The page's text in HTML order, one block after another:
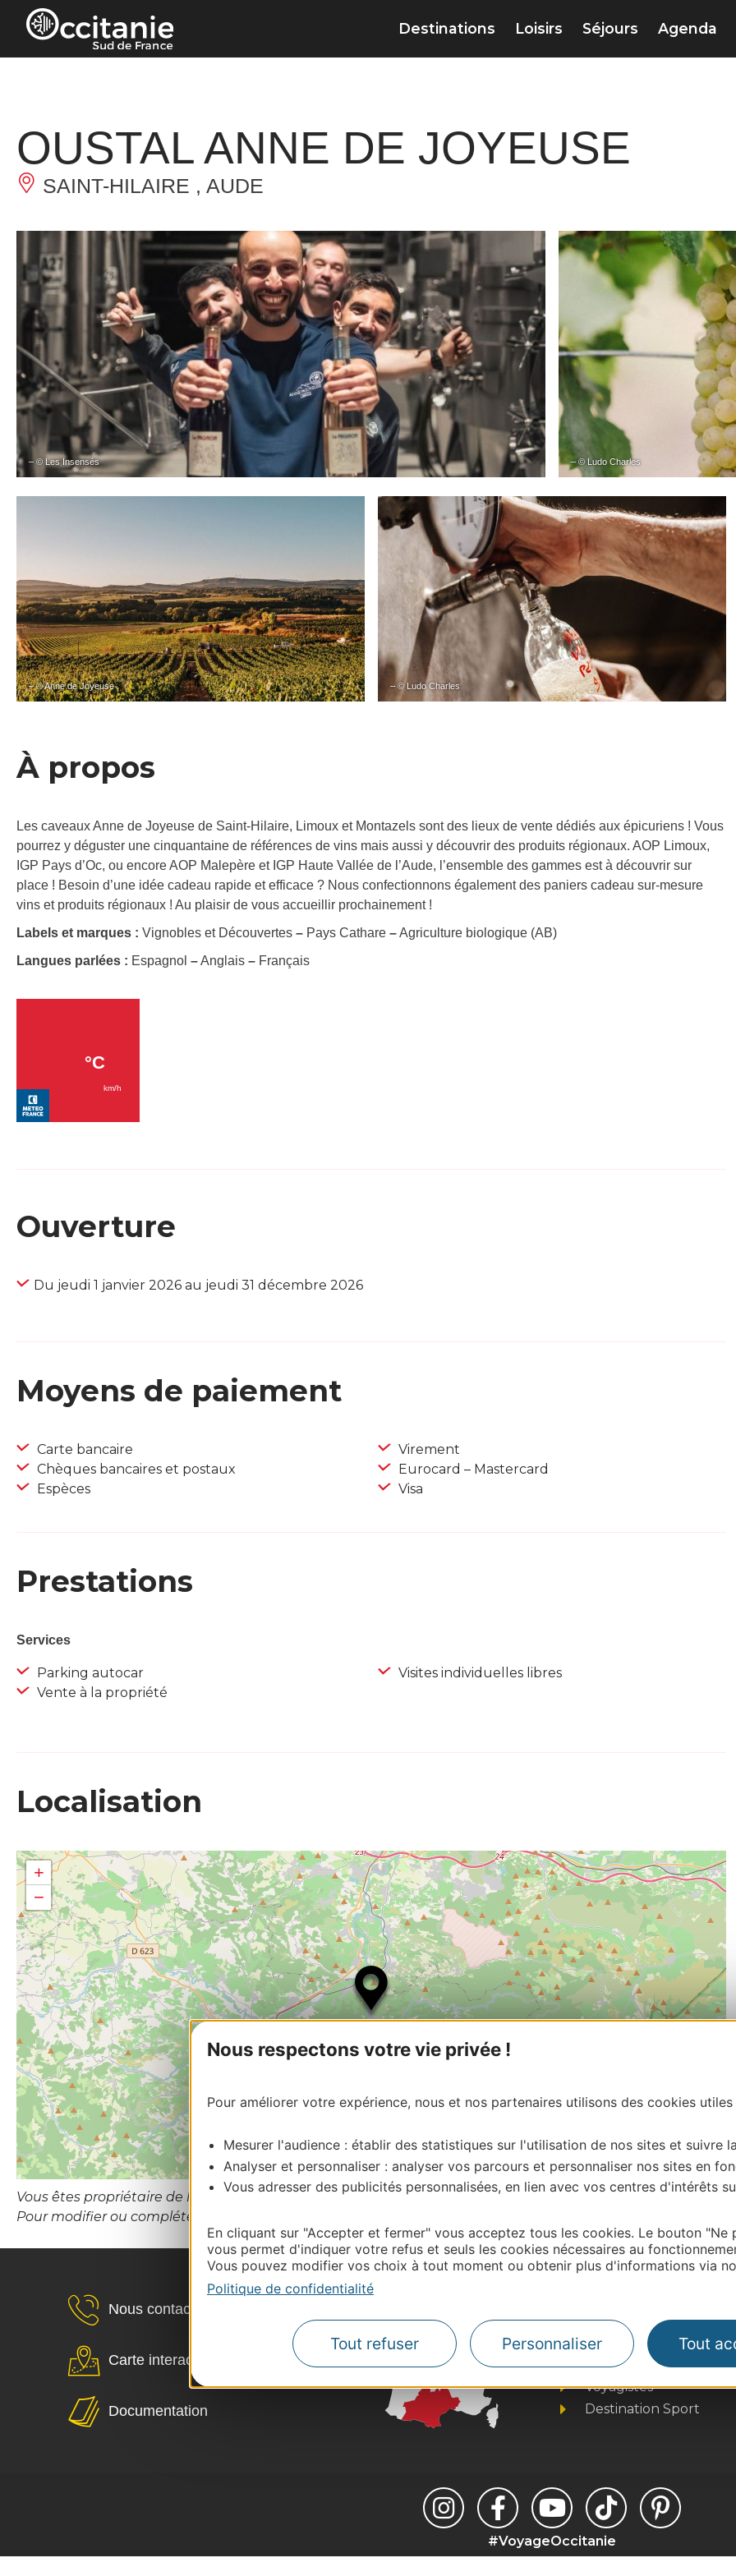
Panneau de gestion des cookies
Nous respectons votre vie privée !
Pour améliorer votre expérience, nous et nos partenaires utilisons des cookies utiles
Mesurer l'audience : établir des statistiques sur l'utilisation de nos sites et suivre
Analyser et personnaliser : analyser vos parcours et personnaliser nos sites en
Vous adresser des publicités personnalisées, en lien avec vos centres d'intérêts
En cliquant sur "Accepter et fermer" vous acceptez tous les cookies. Le bouton "Ne
vous permet d'indiquer votre refus et seuls les cookies nécessaires au
Vous pouvez modifier vos choix à tout moment ou obtenir plus d'informations via
Politique de confidentialité
Tout refuser Personnaliser Tout
Destinations Loisirs Séjours Agenda
OUSTAL ANNE DE JOYEUSE
SAINT-HILAIRE , AUDE
– © Les Insensés – © Ludo Charles
– © Anne de Joyeuse – © Ludo Charles
À propos
Les caveaux Anne de Joyeuse de Saint-Hilaire, Limoux et Montazels sont des lieux de vente dédiés aux épicuriens ! Vous
pourrez y déguster une cinquantaine de références de vins mais aussi y découvrir des produits régionaux. AOP Limoux,
IGP Pays d’Oc, ou encore AOP Malepère et IGP Haute Vallée de l’Aude, l’ensemble des gammes est à découvrir sur
place ! Besoin d’une idée cadeau rapide et efficace ? Nous confectionnons également des paniers cadeau sur-mesure
vins et produits régionaux ! Au plaisir de vous accueillir prochainement !
Labels et marques : Vignobles et Découvertes – Pays Cathare –Agriculture biologique (AB)
Langues parlées : Espagnol –Anglais – Français
Ouverture
Du jeudi 1 janvier 2026 au jeudi 31 décembre 2026
Moyens de paiement
Carte bancaire
Chèques bancaires et postaux
Espèces
Virement
Eurocard – Mastercard
Visa
Prestations
Services
Parking autocar
Vente à la propriété
Visites individuelles libres
Localisation
+
−
Leaflet| Map data ©OpenStreetMap contributors
Vous êtes propriétaire de l’établissement ou le gestionnaire de cette activité?
Pour modifier ou compléter cette fiche, merci de contacter Aude Tourisme
Nous contacter
Carte interactive
Documentation
Business/Mice
Pros d'Occitanie
Site presse et
Voyagistes
Destination Sport
#VoyageOccitanie